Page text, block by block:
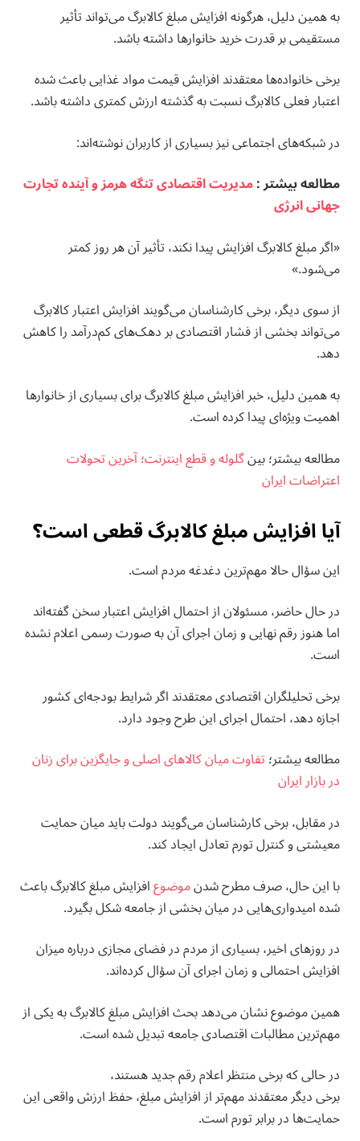
به همین دلیل، هرگونه افزایش مبلغ کالابرگ می‌تواند تأثیر
مستقیمی بر قدرت خرید خانوارها داشته باشد.
برخی خانواده‌ها معتقدند افزایش قیمت مواد غذایی باعث شده
اعتبار فعلی کالابرگ نسبت به گذشته ارزش کمتری داشته باشد.
در شبکه‌های اجتماعی نیز بسیاری از کاربران نوشته‌اند:
مطالعه بيشتر :مدیریت اقتصادی تنگه هرمز و آینده تجارت
جهانی انرژی
«اگر مبلغ کالابرگ افزایش پیدا نکند، تأثیر آن هر روز کمتر
می‌شود.»
از سوی دیگر، برخی کارشناسان می‌گویند افزایش اعتبار کالابرگ
می‌تواند بخشی از فشار اقتصادی بر دهک‌های کم‌درآمد را کاهش
دهد.
به همین دلیل، خبر افزایش مبلغ کالابرگ برای بسیاری از خانوارها
اهمیت ویژه‌ای پیدا کرده است.
مطالعه بيشتر؛ بینگلوله و قطع اینترنت؛ آخرین تحولات
اعتراضات ایران
آیا افزایش مبلغ کالابرگ قطعی است؟
این سؤال حالا مهم‌ترین دغدغه مردم است.
در حال حاضر، مسئولان از احتمال افزایش اعتبار سخن گفته‌اند
اما هنوز رقم نهایی و زمان اجرای آن به صورت رسمی اعلام نشده
است.
برخی تحلیلگران اقتصادی معتقدند اگر شرایط بودجه‌ای کشور
اجازه دهد، احتمال اجرای این طرح وجود دارد.
مطالعه بيشتر؛تفاوت میان کالاهای اصلی و جایگزین برای زنان
در بازار ایران
در مقابل، برخی کارشناسان می‌گویند دولت باید میان حمایت
معیشتی و کنترل تورم تعادل ایجاد کند.
با این حال، صرف مطرح شدنموضوعافزایش مبلغ کالابرگ باعث
شده امیدواری‌هایی در میان بخشی از جامعه شکل بگیرد.
در روزهای اخیر، بسیاری از مردم در فضای مجازی درباره میزان
افزایش احتمالی و زمان اجرای آن سؤال کرده‌اند.
همین موضوع نشان می‌دهد بحث افزایش مبلغ کالابرگ به یکی از
مهم‌ترین مطالبات اقتصادی جامعه تبدیل شده است.
در حالی که برخی منتظر اعلام رقم جدید هستند،
برخی دیگر معتقدند مهم‌تر از افزایش مبلغ، حفظ ارزش واقعی این
حمایت‌ها در برابر تورم است.